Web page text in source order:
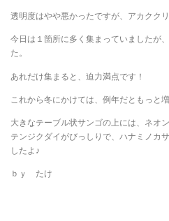
透明度はやや悪かったですが、アカクク
今日は１箇所に多く集まっていましたが
た。
あれだけ集まると、迫力満点です！
これから冬にかけては、例年だともっと
大きなテーブル状サンゴの上には、ネオ
テンジクダイがびっしりで、ハナミノカ
したよ♪
ｂｙ たけ